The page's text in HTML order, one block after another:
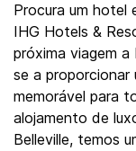
Procura um hotel
IHG Hotels &
próxima viagem
se a proporcionar
memorável para
alojamento de
Belleville, temos